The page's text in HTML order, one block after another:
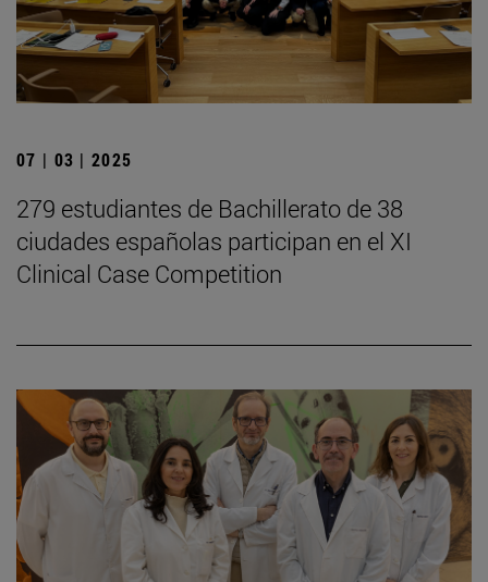
07 | 03 | 2025
279 estudiantes de Bachillerato de 38
ciudades españolas participan en el XI
Clinical Case Competition